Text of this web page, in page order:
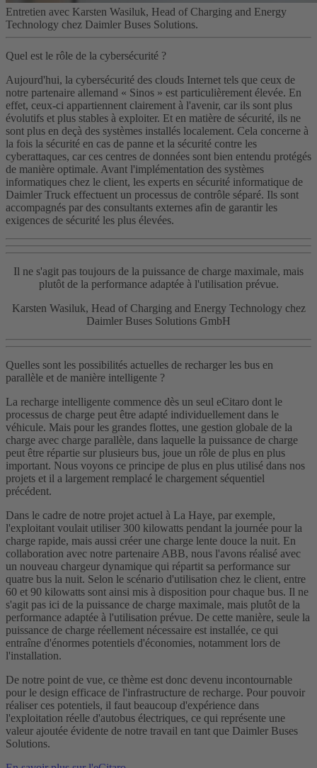
Entretien avec Karsten Wasiluk, Head of Charging and Energy
Technology chez Daimler Buses Solutions.
Quel est le rôle de la cybersécurité ?
Aujourd'hui, la cybersécurité des clouds Internet tels que ceux de
notre partenaire allemand « Sinos » est particulièrement élevée. En
effet, ceux-ci appartiennent clairement à l'avenir, car ils sont plus
évolutifs et plus stables à exploiter. Et en matière de sécurité, ils ne
sont plus en deçà des systèmes installés localement. Cela concerne à
la fois la sécurité en cas de panne et la sécurité contre les
cyberattaques, car ces centres de données sont bien entendu protégés
de manière optimale. Avant l'implémentation des systèmes
informatiques chez le client, les experts en sécurité informatique de
Daimler Truck effectuent un processus de contrôle séparé. Ils sont
accompagnés par des consultants externes afin de garantir les
exigences de sécurité les plus élevées.
Il ne s'agit pas toujours de la puissance de charge maximale, mais
plutôt de la performance adaptée à l'utilisation prévue.
Karsten Wasiluk, Head of Charging and Energy Technology chez
Daimler Buses Solutions GmbH
Quelles sont les possibilités actuelles de recharger les bus en
parallèle et de manière intelligente ?
La recharge intelligente commence dès un seul eCitaro dont le
processus de charge peut être adapté individuellement dans le
véhicule. Mais pour les grandes flottes, une gestion globale de la
charge avec charge parallèle, dans laquelle la puissance de charge
peut être répartie sur plusieurs bus, joue un rôle de plus en plus
important. Nous voyons ce principe de plus en plus utilisé dans nos
projets et il a largement remplacé le chargement séquentiel
précédent.
Dans le cadre de notre projet actuel à La Haye, par exemple,
l'exploitant voulait utiliser 300 kilowatts pendant la journée pour la
charge rapide, mais aussi créer une charge lente douce la nuit. En
collaboration avec notre partenaire ABB, nous l'avons réalisé avec
un nouveau chargeur dynamique qui répartit sa performance sur
quatre bus la nuit. Selon le scénario d'utilisation chez le client, entre
60 et 90 kilowatts sont ainsi mis à disposition pour chaque bus. Il ne
s'agit pas ici de la puissance de charge maximale, mais plutôt de la
performance adaptée à l'utilisation prévue. De cette manière, seule la
puissance de charge réellement nécessaire est installée, ce qui
entraîne d'énormes potentiels d'économies, notamment lors de
l'installation.
De notre point de vue, ce thème est donc devenu incontournable
pour le design efficace de l'infrastructure de recharge. Pour pouvoir
réaliser ces potentiels, il faut beaucoup d'expérience dans
l'exploitation réelle d'autobus électriques, ce qui représente une
valeur ajoutée évidente de notre travail en tant que Daimler Buses
Solutions.